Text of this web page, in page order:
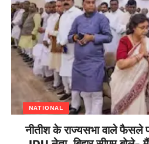
NATIONAL
नीतीश के राज्यसभा वाले फैसले